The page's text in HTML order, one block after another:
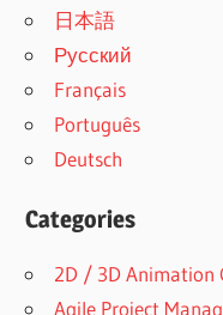
日本語
Русский
Français
Português
Deutsch
Categories
2D / 3D Animation
Agile Project